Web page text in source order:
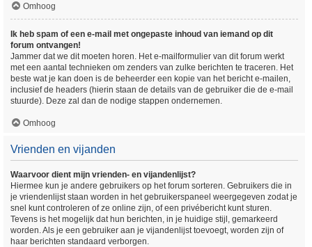
Omhoog
Ik heb spam of een e-mail met ongepaste inhoud van iemand op dit
forum ontvangen!
Jammer dat we dit moeten horen. Het e-mailformulier van dit forum werkt
met een aantal technieken om zenders van zulke berichten te traceren. Het
beste wat je kan doen is de beheerder een kopie van het bericht e-mailen,
inclusief de headers (hierin staan de details van de gebruiker die de e-mail
stuurde). Deze zal dan de nodige stappen ondernemen.
Omhoog
Vrienden en vijanden
Waarvoor dient mijn vrienden- en vijandenlijst?
Hiermee kun je andere gebruikers op het forum sorteren. Gebruikers die in
je vriendenlijst staan worden in het gebruikerspaneel weergegeven zodat je
snel kunt controleren of ze online zijn, of een privébericht kunt sturen.
Tevens is het mogelijk dat hun berichten, in je huidige stijl, gemarkeerd
worden. Als je een gebruiker aan je vijandenlijst toevoegt, worden zijn of
haar berichten standaard verborgen.